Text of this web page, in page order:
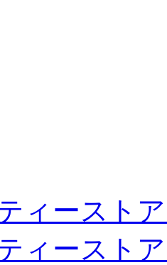
ィースト
ィースト